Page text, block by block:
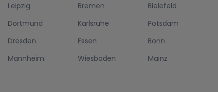
Leipzig
Bremen
Bielefeld
Dortmund
Karlsruhe
Potsdam
Dresden
Essen
Bonn
Mannheim
Wiesbaden Mainz